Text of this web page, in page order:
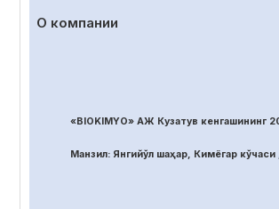
О компании
«BIOKIMYO» АЖ Кузатув кенгашининг
Манзил: Янгийўл шаҳар, Кимёгар кўчаси